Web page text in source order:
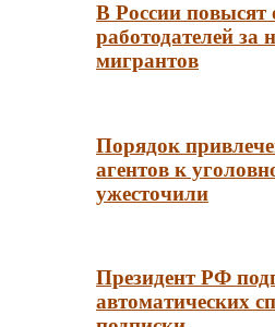
В России повысят
работодателей за
мигрантов
Порядок
агентов к
ужесточили
Президент РФ
автоматических